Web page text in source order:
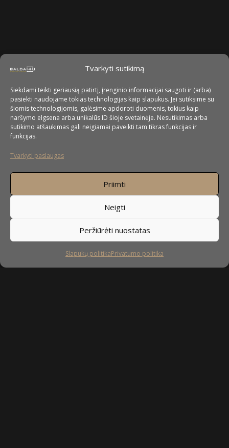
Tvarkyti sutikimą
Siekdami teikti geriausią patirtį, įrenginio informacijai saugoti ir (arba)
pasiekti naudojame tokias technologijas kaip slapukus. Jei sutiksime su
šiomis technologijomis, galėsime apdoroti duomenis, tokius kaip
naršymo elgsena arba unikalūs ID šioje svetainėje. Nesutikimas arba
sutikimo atšaukimas gali neigiamai paveikti tam tikras funkcijas ir
funkcijas.
Tvarkyti paslaugas
Priimti
Neigti
Peržiūrėti nuostatas
Slapukų politikaPrivatumo politika
Sekite mus